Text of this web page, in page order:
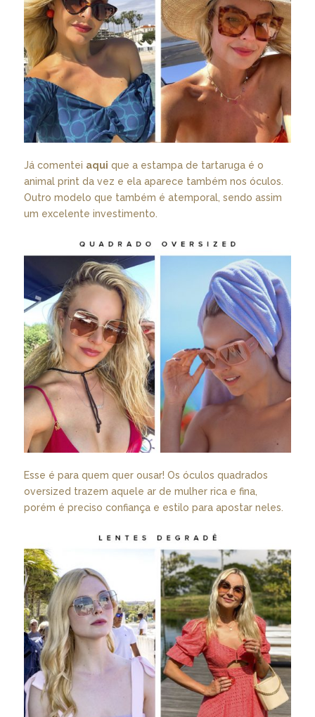
Já comentei aqui que a estampa de tartaruga é o
animal print da vez e ela aparece também nos óculos.
Outro modelo que também é atemporal, sendo assim
um excelente investimento.
Esse é para quem quer ousar! Os óculos quadrados
oversized trazem aquele ar de mulher rica e fina,
porém é preciso confiança e estilo para apostar neles.